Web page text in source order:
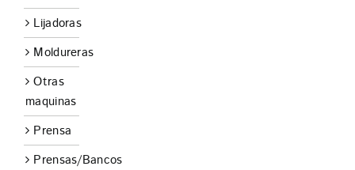
Lijadoras
Moldureras
Otras
maquinas
Prensa
Prensas/Bancos